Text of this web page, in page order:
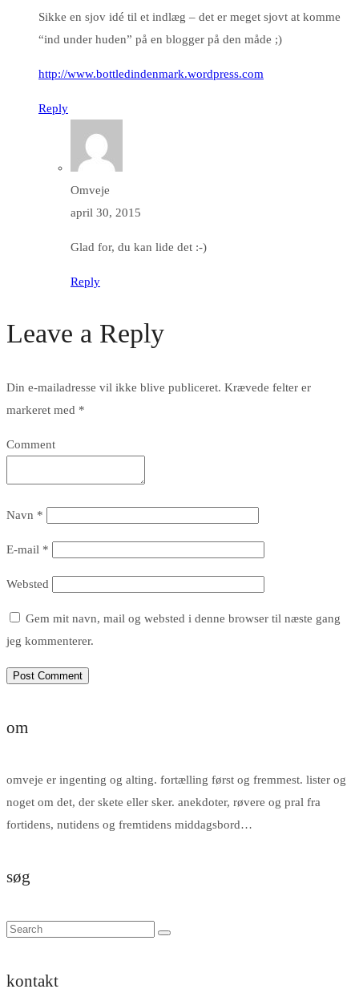
Sikke en sjov idé til et indlæg – det er meget sjovt at komme
“ind under huden” på en blogger på den måde ;)
http://www.bottledindenmark.wordpress.com
Reply
Omveje
april 30, 2015
Glad for, du kan lide det :-)
Reply
Leave a Reply
Din e-mailadresse vil ikke blive publiceret. Krævede felter er
markeret med *
Comment
Navn *
E-mail *
Websted
Gem mit navn, mail og websted i denne browser til næste gang
jeg kommenterer.
om
omveje er ingenting og alting. fortælling først og fremmest. lister og
noget om det, der skete eller sker. anekdoter, røvere og pral fra
fortidens, nutidens og fremtidens middagsbord…
søg
kontakt